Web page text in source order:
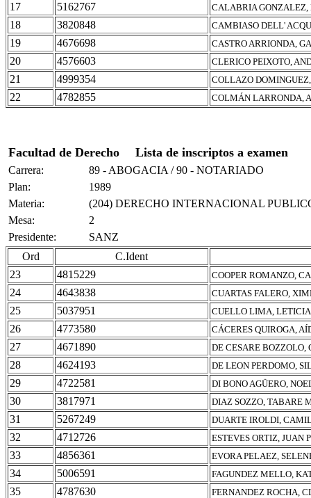
17 5162767 CALABRIA
18 3820848 CAMBIASO DELL'
19 4676698 CASTRO ARRIONDA,
20 4576603 CLERICO PEIXOTO,
21 4999354 COLLAZO
22 4782855 COLMÁN LARRONDA,
Facultad de Derecho Lista de inscriptos a examen
Carrera:
89 - ABOGACIA / 90 - NOTARIADO
Plan:
1989
Materia:
(204) DERECHO INTERNACIONAL
Mesa:
2
Presidente:
SANZ
Ord
C.Ident
23
4815229 COOPER ROMANZO,
24 4643838 CUARTAS FALERO,
25 5037951 CUELLO LIMA,
26 4773580 CÁCERES QUIROGA,
27 4671890 DE CESARE BOZZOLO,
28 4624193 DE LEON PERDOMO,
29 4722581 DI BONO AGÜERO,
30 3817971 DIAZ SOZZO, TABARE
31 5267249 DUARTE IROLDI,
32 4712726 ESTEVES ORTIZ, JUAN
33 4856361 EVORA PELAEZ,
34 5006591 FAGUNDEZ MELLO,
35 4787630 FERNANDEZ ROCHA,